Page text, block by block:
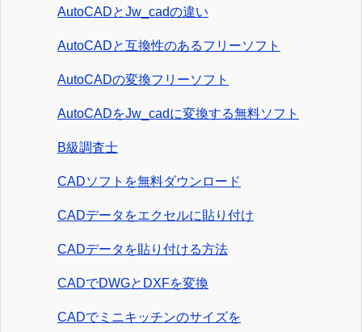
AutoCADとJw_cadの違い
AutoCADと互換性のあるフリーソフト
AutoCADの変換フリーソフト
AutoCADをJw_cadに変換する無料ソフト
B級調査士
CADソフトを無料ダウンロード
CADデータをエクセルに貼り付け
CADデータを貼り付ける方法
CADでDWGとDXFを変換
CADでミニキッチンのサイズを